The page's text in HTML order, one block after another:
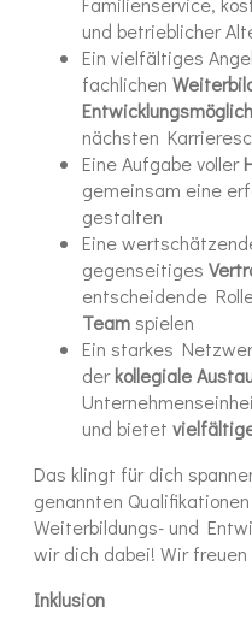
und betrieblicher
Ein vielfältiges
fachlichen
nächsten
Eine Aufgabe voller
gemeinsam eine
gestalten
Eine
gegenseitiges
entscheidende
Teamspielen
Ein starkes
derkollegiale
und bietet
Das klingt für dich
genannten
Weiterbildungs- und
wir dich dabei! Wir
Inklusion